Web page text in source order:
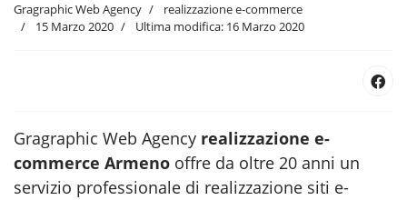
Gragraphic Web Agency
realizzazione e-commerce
15 Marzo 2020
Ultima modifica: 16 Marzo 2020
Gragraphic Web Agency realizzazione e-
commerce Armeno offre da oltre 20 anni un
servizio professionale di realizzazione siti e-